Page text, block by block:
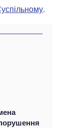
.